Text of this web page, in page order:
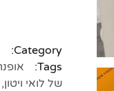
Category:
Tags:
של לואי ויטון,